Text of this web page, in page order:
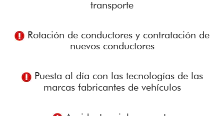
transporte
Rotación de conductores y contratación de
nuevos conductores
Puesta al día con las tecnologías de las
marcas fabricantes de vehículos